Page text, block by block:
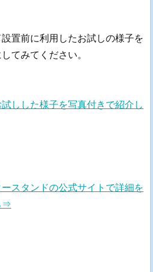
置前に利用したお試しの様子を
てみてください。
しした様子を写真付きで紹介し
スタンドの公式サイトで詳細を
⇒